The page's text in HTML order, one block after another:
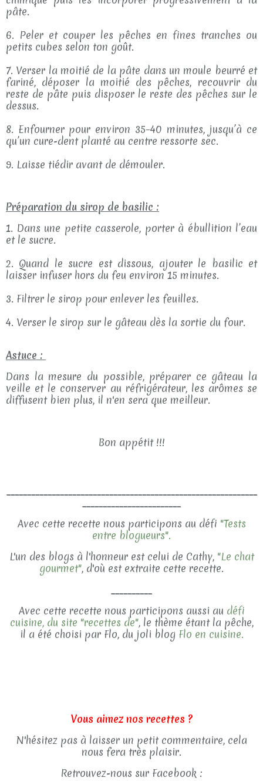
pâte.
6. Peler et couper les pêches en fines tranches ou
petits cubes selon ton goût.
7. Verser la moitié de la pâte dans un moule beurré et
fariné, déposer la moitié des pêches, recouvrir du
reste de pâte puis disposer le reste des pêches sur le
dessus.
8. Enfourner pour environ 35–40 minutes, jusqu’à ce
qu’un cure-dent planté au centre ressorte sec.
9. Laisse tiédir avant de démouler.
Préparation du sirop de basilic :
1. Dans une petite casserole, porter à ébullition l’eau
et le sucre.
2. Quand le sucre est dissous, ajouter le basilic et
laisser infuser hors du feu environ 15 minutes.
3. Filtrer le sirop pour enlever les feuilles.
4. Verser le sirop sur le gâteau dès la sortie du four.
Astuce :
Dans la mesure du possible, préparer ce gâteau la
veille et le conserver au réfrigérateur, les arômes se
diffusent bien plus, il n'en sera que meilleur.
Bon appétit !!!
Avec cette recette nous participons au défi "Tests
entre blogueurs".
L'un des blogs à l'honneur est celui de Cathy, "Le chat
gourmet", d'où est extraite cette recette.
Avec cette recette nous participons aussi au défi
cuisine, du site "recettes de", le thème étant la pêche,
il a été choisi par Flo, du joli blog Flo en cuisine.
Vous aimez nos recettes ?
N'hésitez pas à laisser un petit commentaire, cela
nous fera très plaisir.
Retrouvez-nous sur Facebook :